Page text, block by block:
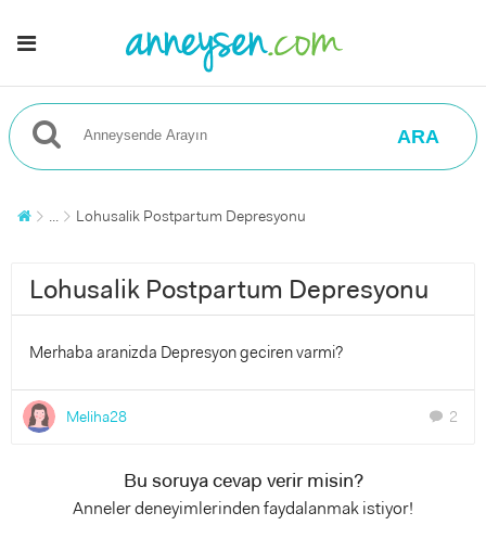
ARA
... Lohusalik Postpartum Depresyonu
Lohusalik Postpartum Depresyonu
Merhaba aranizda Depresyon geciren varmi?
Meliha28 chat 2
Bu soruya cevap verir misin?
Anneler deneyimlerinden faydalanmak istiyor!